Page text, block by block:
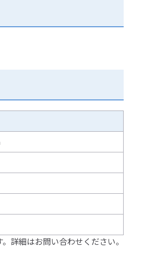
詳細はお問い合わせください。